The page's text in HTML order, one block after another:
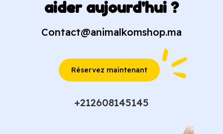
aider aujourd'hui ?
Contact@animalkomshop.ma
Réservez maintenant
+212608145145